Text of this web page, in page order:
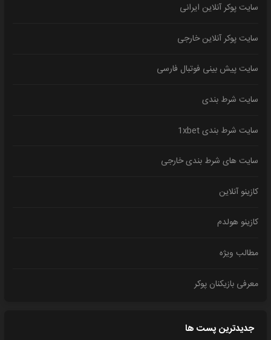
سایت پوکر آنلاین ایرانی
سایت پوکر آنلاین خارجی
سایت پیش بینی فوتبال فارسی
سایت شرط بندی
سایت شرط بندی 1xbet
سایت های شرط بندی خارجی
کازینو آنلاین
کازینو هولدم
مطالب ویژه
معرفی بازیکنان پوکر
جدیدترین پست ها